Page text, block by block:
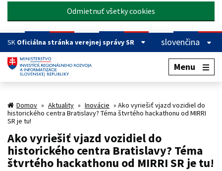
Odmietnuť všetky cookies
SK Oficiálna stránka verejnej správy SR slovenčina
Menu
Domov » Aktuality » Inovácie » Ako vyriešiť vjazd vozidiel do
historického centra Bratislavy? Téma štvrtého hackathonu od MIRRI
SR je tu!
Ako vyriešiť vjazd vozidiel do
historického centra Bratislavy? Téma
štvrtého hackathonu od MIRRI SR je tu!